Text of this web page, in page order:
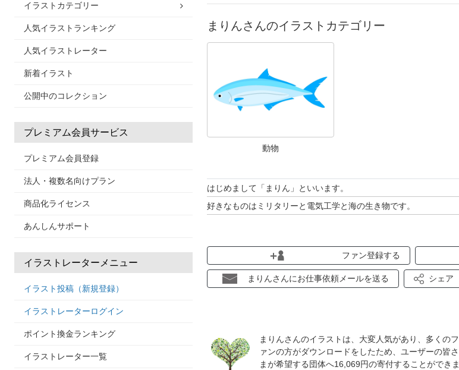
イラストカテゴリー
人気イラストランキング
人気イラストレーター
新着イラスト
公開中のコレクション
プレミアム会員サービス
プレミアム会員登録
法人・複数名向けプラン
商品化ライセンス
あんしんサポート
イラストレーターメニュー
イラスト投稿（新規登録）
イラストレーターログイン
ポイント換金ランキング
イラストレーター一覧
まりんさんのイラストカテゴリー
動物
はじめまして「まりん」といいます。
好きなものはミリタリーと電気工学と海の生き物です。
ファン登録する
まりんさんにお仕事依頼メールを送る シェア
まりんさんのイラストは、大変人気があり、多くのフ
ァンの方がダウンロードをしたため、ユーザーの皆さ
まが希望する団体へ16,069円の寄付することができま